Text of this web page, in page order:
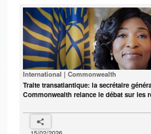
International | Commonwealth
Traite transatlantique: la secrétaire
Commonwealth relance le débat sur les